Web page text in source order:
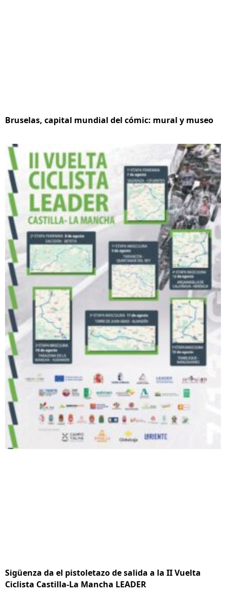
Bruselas, capital mundial del cómic: mural y museo
Sigüenza da el pistoletazo de salida a la II Vuelta
Ciclista Castilla-La Mancha LEADER